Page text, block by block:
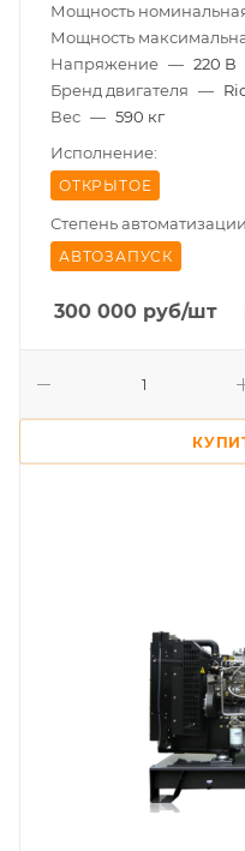
Мощность
Мощность
Напряжение — 220 В
Бренд двигателя —
Вес — 590 кг
Исполнение:
ОТКРЫТОЕ
Степень
АВТОЗАПУСК
300 000 руб/шт